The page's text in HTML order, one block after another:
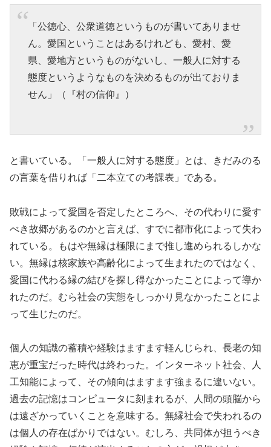
「公徳心、公衆道徳というものが書いてありませ
ん。愛国ということはあるけれども、愛村、愛
県、愛地方というものがないし、一般人に対する
態度というようなものを決めるものが出ておりま
せん」（『村の信仰』）
と書いている。「一般人に対する態度」とは、きだみのる
の言葉を借りれば「二本立ての考課表」である。
敗戦によって愛国を否定したところへ、その代わりに愛す
べき故郷があるのかと言えば、すでに都市化によって失わ
れている。もはや無縁は極限にまで推し進められるしかな
い。無縁は核家族や高齢化によって生まれたのではなく、
愛国に代わる縁の結びを探し得なかったことによって導か
れたのだ。むら社会の実態をしっかり見なかったことによ
って生じたのだ。
個人の知識の蓄積や経験はますます軽んじられ、長老の知
恵が重宝だった時代は終わった。インターネット社会、人
工知能によって、その傾向はますます強まるに違いない。
過去の記憶はコンピュータに刻まれるが、人間の頭脳から
は遠ざかっていくことを意味する。無縁社会で失われるの
は個人の存在ばかりではない。むしろ、共同体が担うべき